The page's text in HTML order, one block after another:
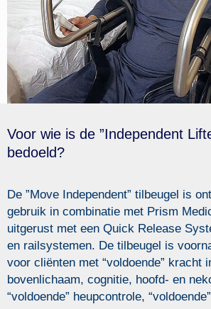
Voor wie is de ”Independent
bedoeld?
De ”Move Independent” tilbeugel is
gebruik in combinatie met Prism
uitgerust met een Quick Release
en railsystemen. De tilbeugel is
voor cliënten met “voldoende” kracht
bovenlichaam, cognitie, hoofd- en
“voldoende” heupcontrole,